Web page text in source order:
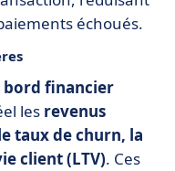
échoués.
bord financier
les revenus
taux de churn, la
client (LTV). Ces